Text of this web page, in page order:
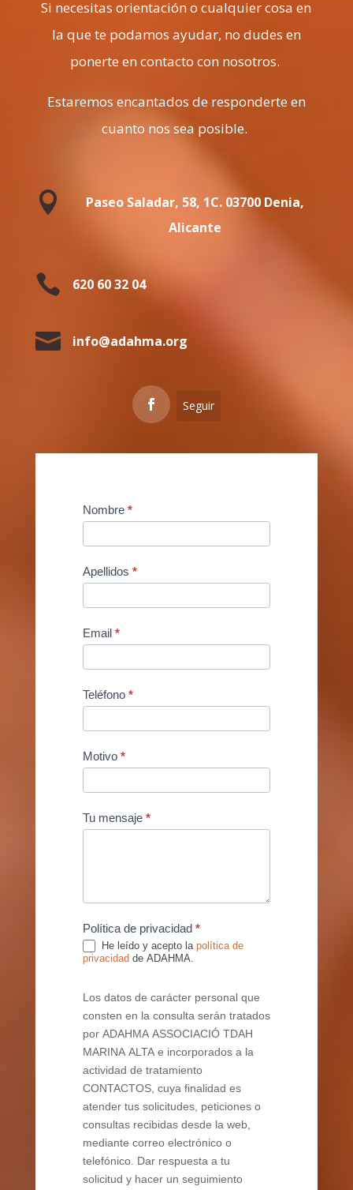
Si necesitas orientación o cualquier cosa en
la que te podamos ayudar, no dudes en
ponerte en contacto con nosotros.
Estaremos encantados de responderte en
cuanto nos sea posible.

Paseo Saladar, 58, 1C. 03700 Denia,
Alicante
 620 60 32 04
 info@adahma.org
Seguir
Contact
Us
Nombre *
Apellidos *
Email *
Teléfono *
Motivo *
Tu mensaje *
Política de privacidad *
He leído y acepto la política de
privacidad de ADAHMA.
Los datos de carácter personal que
consten en la consulta serán tratados
por ADAHMA ASSOCIACIÓ TDAH
MARINA ALTA e incorporados a la
actividad de tratamiento
CONTACTOS, cuya finalidad es
atender tus solicitudes, peticiones o
consultas recibidas desde la web,
mediante correo electrónico o
telefónico. Dar respuesta a tu
solicitud y hacer un seguimiento